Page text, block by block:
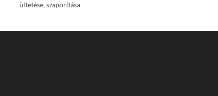
ültetése, szaporítása